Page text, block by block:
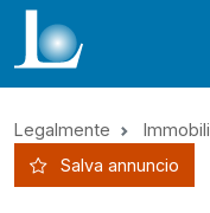
Legalmente Immobili
Salva annuncio